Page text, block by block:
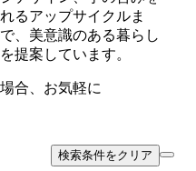
るアップサイクルま
、美意識のある暮らし
提案しています。
合、お気軽に
検索条件をクリア